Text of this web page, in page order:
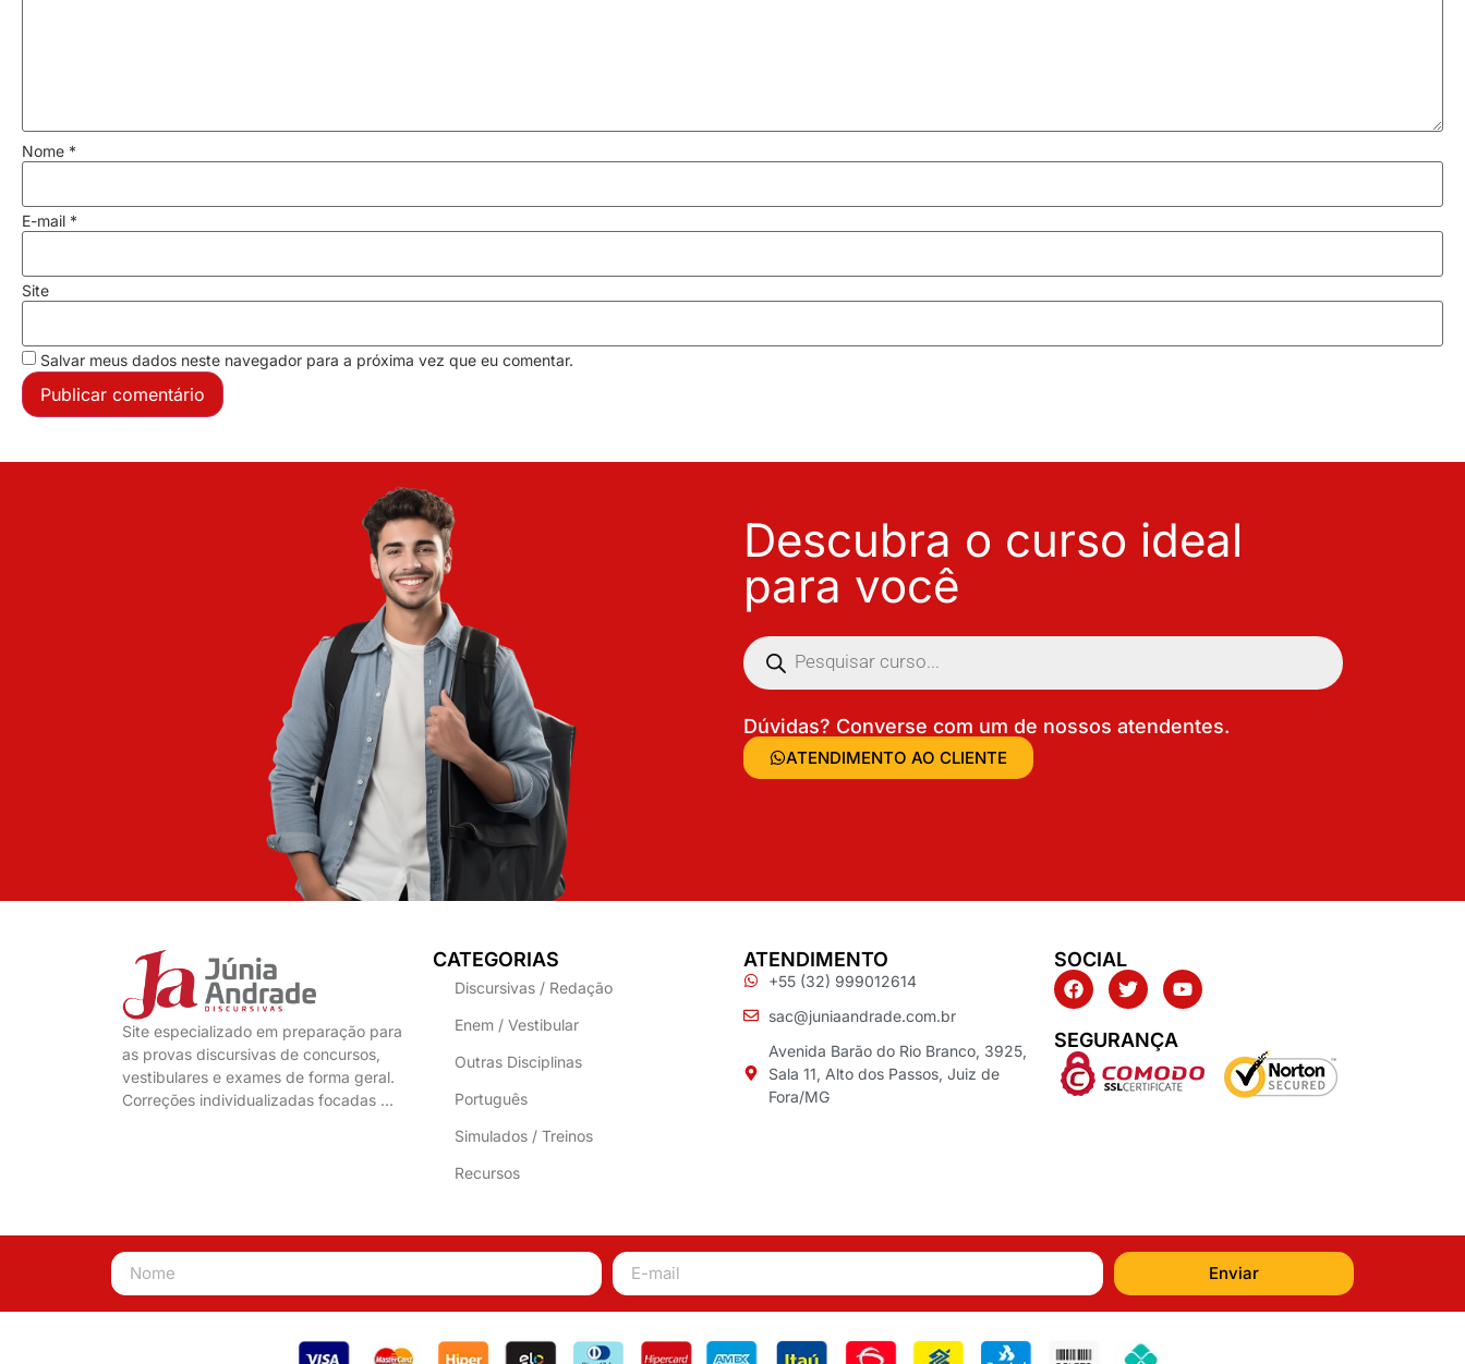
Nome *
E-mail *
Site
Salvar meus dados neste navegador para a próxima vez que eu comentar.
Descubra o curso ideal
para você
Dúvidas? Converse com um de nossos atendentes.
ATENDIMENTO AO CLIENTE
Site especializado em preparação para
as provas discursivas de concursos,
vestibulares e exames de forma geral.
Correções individualizadas focadas …
CATEGORIAS
Discursivas / Redação
Enem / Vestibular
Outras Disciplinas
Português
Simulados / Treinos
Recursos
ATENDIMENTO
+55 (32) 999012614
sac@juniaandrade.com.br
Avenida Barão do Rio Branco, 3925,
Sala 11, Alto dos Passos, Juiz de
Fora/MG
SOCIAL
SEGURANÇA
Enviar